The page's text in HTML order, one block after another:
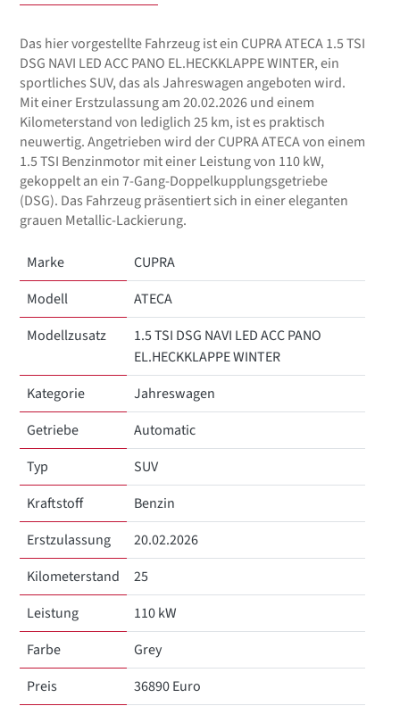
Das hier vorgestellte Fahrzeug ist ein CUPRA ATECA 1.5 TSI
DSG NAVI LED ACC PANO EL.HECKKLAPPE WINTER, ein
sportliches SUV, das als Jahreswagen angeboten wird.
Mit einer Erstzulassung am 20.02.2026 und einem
Kilometerstand von lediglich 25 km, ist es praktisch
neuwertig. Angetrieben wird der CUPRA ATECA von einem
1.5 TSI Benzinmotor mit einer Leistung von 110 kW,
gekoppelt an ein 7-Gang-Doppelkupplungsgetriebe
(DSG). Das Fahrzeug präsentiert sich in einer eleganten
grauen Metallic-Lackierung.
Marke
CUPRA
Modell
ATECA
Modellzusatz
1.5 TSI DSG NAVI LED ACC PANO
EL.HECKKLAPPE WINTER
Kategorie
Jahreswagen
Getriebe
Automatic
Typ
SUV
Kraftstoff
Benzin
Erstzulassung
20.02.2026
Kilometerstand
25
Leistung
110 kW
Farbe
Grey
Preis
36890 Euro